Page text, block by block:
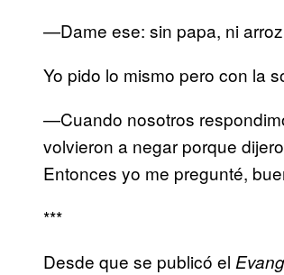
—Dame ese: sin papa, ni
Yo pido lo mismo pero con la
—Cuando nosotros
volvieron a negar porque
Entonces yo me pregunté,
***
Desde que se publicó el